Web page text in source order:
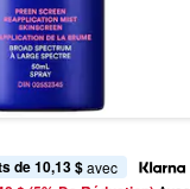
de 10,13 $ avec